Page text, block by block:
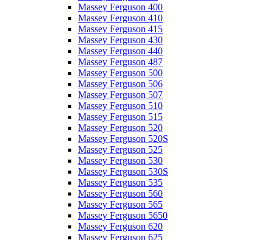
Massey Ferguson 400
Massey Ferguson 410
Massey Ferguson 415
Massey Ferguson 430
Massey Ferguson 440
Massey Ferguson 487
Massey Ferguson 500
Massey Ferguson 506
Massey Ferguson 507
Massey Ferguson 510
Massey Ferguson 515
Massey Ferguson 520
Massey Ferguson 520S
Massey Ferguson 525
Massey Ferguson 530
Massey Ferguson 530S
Massey Ferguson 535
Massey Ferguson 560
Massey Ferguson 565
Massey Ferguson 5650
Massey Ferguson 620
Massey Ferguson 625